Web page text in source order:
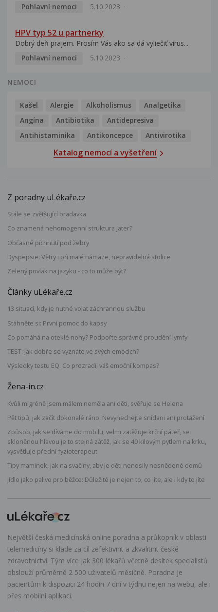
Pohlavní nemoci
5.10.2023
HPV typ 52 u partnerky
Dobrý deň prajem. Prosím Vás ako sa dá vyliečiť vírus...
Pohlavní nemoci
5.10.2023
NEMOCI
Kašel Alergie Alkoholismus
Analgetika
Angína
Antibiotika
Antidepresiva
Antihistaminika
Antikoncepce Antivirotika
Katalog nemocí a vyšetření
Z poradny uLékaře.cz
Stále se zvětšující bradavka
Co znamená nehomogenní struktura jater?
Občasné píchnutí pod žebry
Dyspepsie: Větry i při malé námaze, nepravidelná stolice
Zelený povlak na jazyku - co to může být?
Články uLékaře.cz
13 situací, kdy je nutné volat záchrannou službu
Stáhněte si: První pomoc do kapsy
Co pomáhá na oteklé nohy? Podpořte správné proudění lymfy
TEST: Jak dobře se vyznáte ve svých emocích?
Výsledky testu EQ: Co prozradil váš emoční kompas?
Žena-in.cz
Kvůli migréně jsem málem neměla ani děti, svěřuje se Helena
Pět tipů, jak začít dokonalé ráno. Nevynechejte snídani ani protažení
Způsob, jak se díváme do mobilu, velmi zatěžuje krční páteř, se
skloněnou hlavou je to stejná zátěž, jak se 40 kilovým pytlem na krku,
vysvětluje přední fyzioterapeut
Tipy maminek, jak na svačiny, aby je děti nenosily nesnědené domů
Jídlo jako palivo pro běžce: Důležité je nejen to, co jíte, ale i kdy to jíte
Největší česká medicínská online poradna a průkopník v oblasti
telemedicíny si klade za cíl zefektivnit a zkvalitnit české
zdravotnictví. Tým více jak 300 lékařů včetně desítek specialistů
obslouží průměrně 2 500 uživatelů měsíčně. Poradna je
pacientům k dispozici 24 hodin 7 dní v týdnu nejen na webu, ale i
přes mobilní aplikaci.